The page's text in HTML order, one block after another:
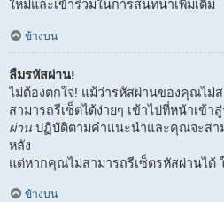
ใหม่และเข้าร่วมในการสนทนาเพิ่มเติม
ข้างบน
ลืมรหัสผ่าน!
ไม่ต้องตกใจ! แม้ว่ารหัสผ่านของคุณไม่
สามารถรีเซ็ตได้ง่ายๆ เข้าไปที่หน้าเข้า
ผ่าน ปฏิบัติตามคำแนะนำและคุณจะสา
หลัง
แต่หากคุณไม่สามารถรีเซ็ตรหัสผ่านได้
ข้างบน